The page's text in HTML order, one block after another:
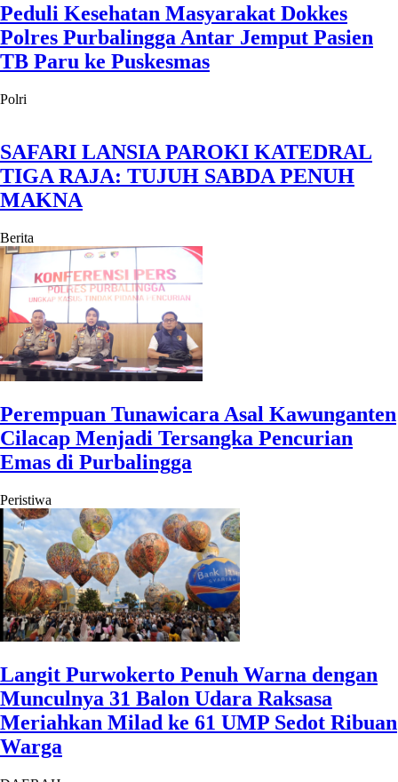
Peduli Kesehatan Masyarakat Dokkes
Polres Purbalingga Antar Jemput Pasien
TB Paru ke Puskesmas
Polri
SAFARI LANSIA PAROKI KATEDRAL
TIGA RAJA: TUJUH SABDA PENUH
MAKNA
Berita
Perempuan Tunawicara Asal Kawunganten
Cilacap Menjadi Tersangka Pencurian
Emas di Purbalingga
Peristiwa
Langit Purwokerto Penuh Warna dengan
Munculnya 31 Balon Udara Raksasa
Meriahkan Milad ke 61 UMP Sedot Ribuan
Warga